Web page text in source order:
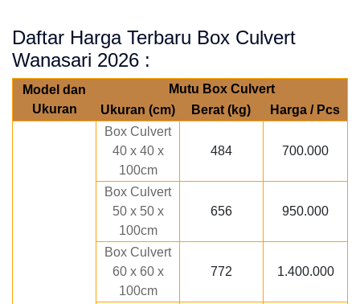
Daftar Harga Terbaru Box Culvert
Wanasari 2026 :
Model dan
Ukuran
Mutu Box Culvert
Ukuran (cm)
Berat (kg)
Harga / Pcs
Box Culvert
40 x 40 x
100cm
484 700.000
Box Culvert
50 x 50 x
100cm
656 950.000
Box Culvert
60 x 60 x
100cm
772 1.400.000